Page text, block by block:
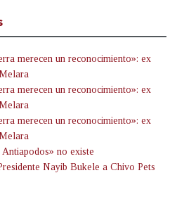
merecen un reconocimiento»: ex
merecen un reconocimiento»: ex
merecen un reconocimiento»: ex
no existe
Nayib Bukele a Chivo Pets